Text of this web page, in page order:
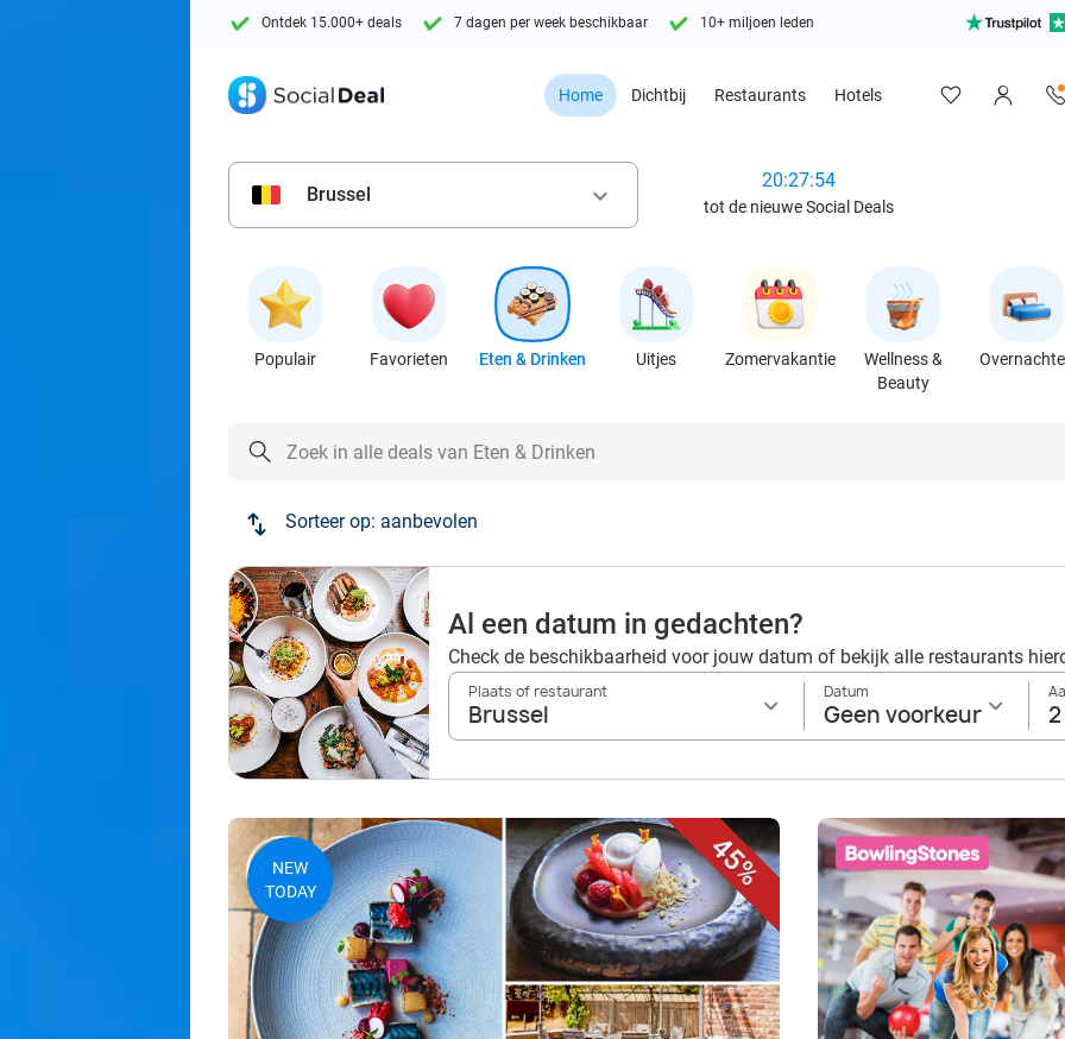
Ontdek 15.000+ deals 7 dagen per week beschikbaar 10+ miljoen leden
Home Dichtbij Restaurants Hotels
Brussel keyboard_arrow_down
20:27:52
tot de nieuwe Social Deals
Populair Favorieten Eten & Drinken Uitjes Zomervakantie
Wellness &
Beauty
Sorteer op: aanbevolen
Al een datum in gedachten?
Check de beschikbaarheid voor jouw datum of bekijk alle restaurants
Plaats of restaurant
Brussel
Datum
Geen voorkeur
45%
NEW
TODAY